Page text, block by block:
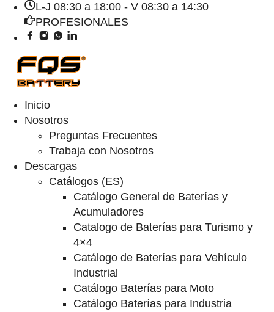
L-J 08:30 a 18:00 - V 08:30 a 14:30
PROFESIONALES
Inicio
Nosotros
Preguntas Frecuentes
Trabaja con Nosotros
Descargas
Catálogos (ES)
Catálogo General de Baterías y
Acumuladores
Catalogo de Baterías para Turismo y
4×4
Catálogo de Baterías para Vehículo
Industrial
Catálogo Baterías para Moto
Catálogo Baterías para Industria